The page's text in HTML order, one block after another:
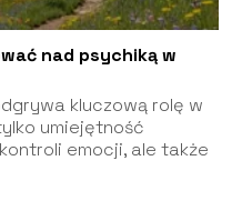
nad psychiką w
kluczową rolę w
umiejętność
emocji, ale także